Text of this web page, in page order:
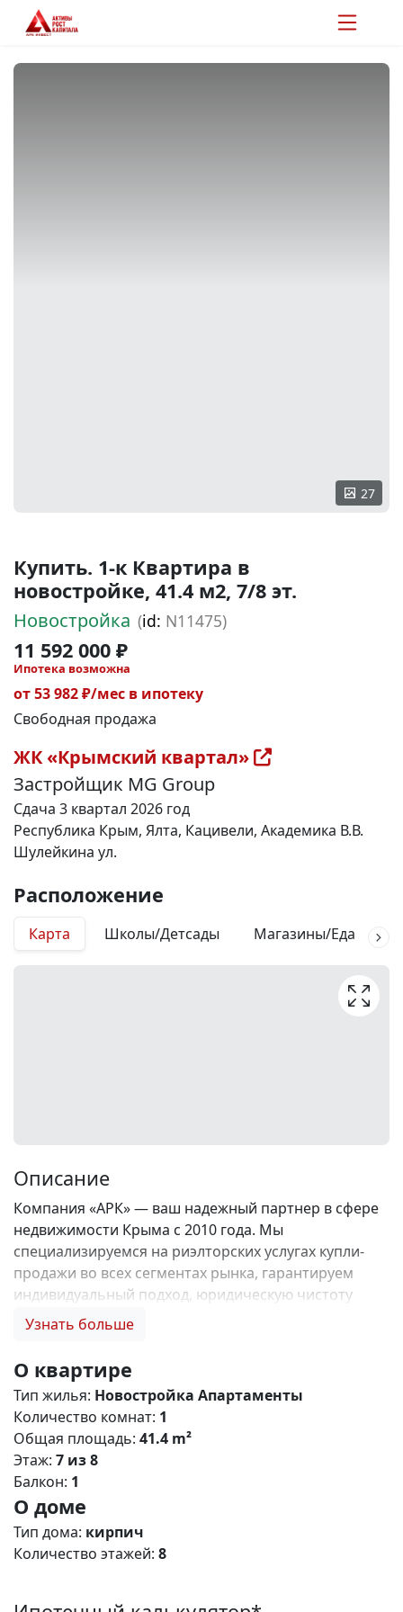
27
Купить. 1-к Квартира в
новостройке, 41.4 м2, 7/8 эт.
Новостройка (id: N11475)
11 592 000 ₽
Ипотека возможна
от 53 982 ₽/мес в ипотеку
Свободная продажа
ЖК «Крымский квартал»
Застройщик MG Group
Сдача 3 квартал 2026 год
Республика Крым, Ялта, Кацивели, Академика В.В.
Шулейкина ул.
Расположение
Карта Школы/Детсады Магазины/Еда
Описание
Компания «АРК» — ваш надежный партнер в сфере
недвижимости Крыма с 2010 года. Мы
специализируемся на риэлторских услугах купли-
продажи во всех сегментах рынка, гарантируем
индивидуальный подход, юридическую чистоту
объектов и безопасность сделок. Самое ценное для
нас, Вы получаете: 1. 0% комиссии и оформление
ипотеки бесплатно; 2. Покупку недвижимости по
цене застройщика + акции, бонусы, подарки; 3.
Экспертное мнение о каждом застройщике. Ваши
интересы — наш приоритет! 4. Профессиональную
поддержку на всех этапах сделки до получения
ключей; 5. Фейерверк подарков🎁 🎁 🎁! Купи с
нами и выбери свой ПОДАРОК! ЖК Крымский
Квартал – современный жилой кoмплeкс комфорт
класса с разнообразными планировками
Узнать больше
О квартире
Тип жилья: Новостройка Апартаменты
Количество комнат: 1
Общая площадь: 41.4 m²
Этаж: 7 из 8
Балкон: 1
О доме
Тип дома: кирпич
Количество этажей: 8